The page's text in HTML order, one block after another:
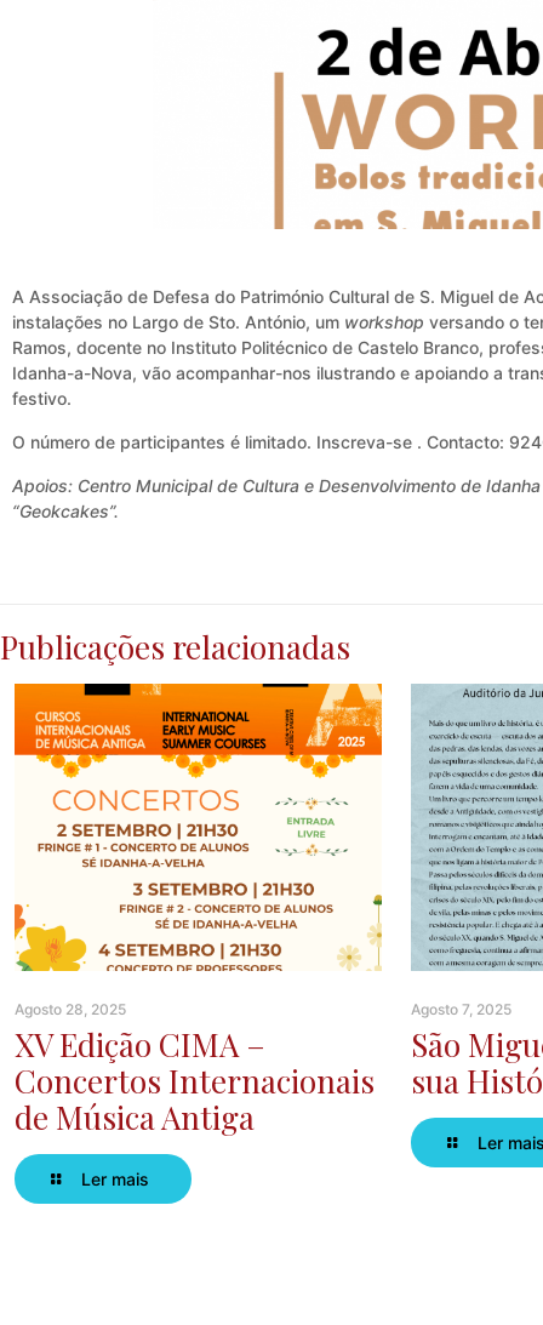
A Associação de Defesa do Património Cultural de S. Miguel de
instalações no Largo de Sto. António, um workshop versando o
Ramos, docente no Instituto Politécnico de Castelo Branco,
Idanha-a-Nova, vão acompanhar-nos ilustrando e apoiando a
festivo.
O número de participantes é limitado. Inscreva-se . Contacto:
Apoios: Centro Municipal de Cultura e Desenvolvimento de
“Geokcakes”.
Publicações relacionadas
Agosto 28, 2025
XV Edição CIMA –
Concertos Internacionais
de Música Antiga
Ler mais
Agosto 7, 2025
São
sua
Ler